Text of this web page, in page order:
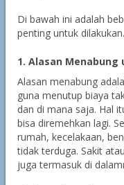
Di bawah ini adalah
penting untuk dilakukan.
1. Alasan
Alasan menabung
guna menutup biaya
dan di mana saja. Hal
bisa diremehkan lagi.
rumah, kecelakaan,
tidak terduga. Sakit
juga termasuk di